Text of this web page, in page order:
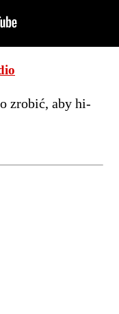
zrobić, aby hi-